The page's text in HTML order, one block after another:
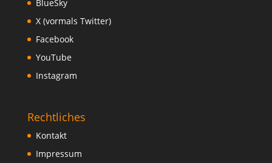
BlueSky
X (vormals Twitter)
Facebook
YouTube
Instagram
Rechtliches
Kontakt
Impressum